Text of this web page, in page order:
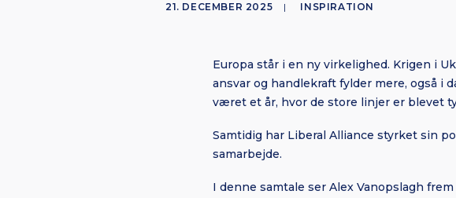
21. DECEMBER 2025 | INSPIRATION
Europa står i en ny virkelighed. Krigen i
ansvar og handlekraft fylder mere, også i
været et år, hvor de store linjer er blevet
Samtidig har Liberal Alliance styrket sin
samarbejde.
I denne samtale ser Alex Vanopslagh